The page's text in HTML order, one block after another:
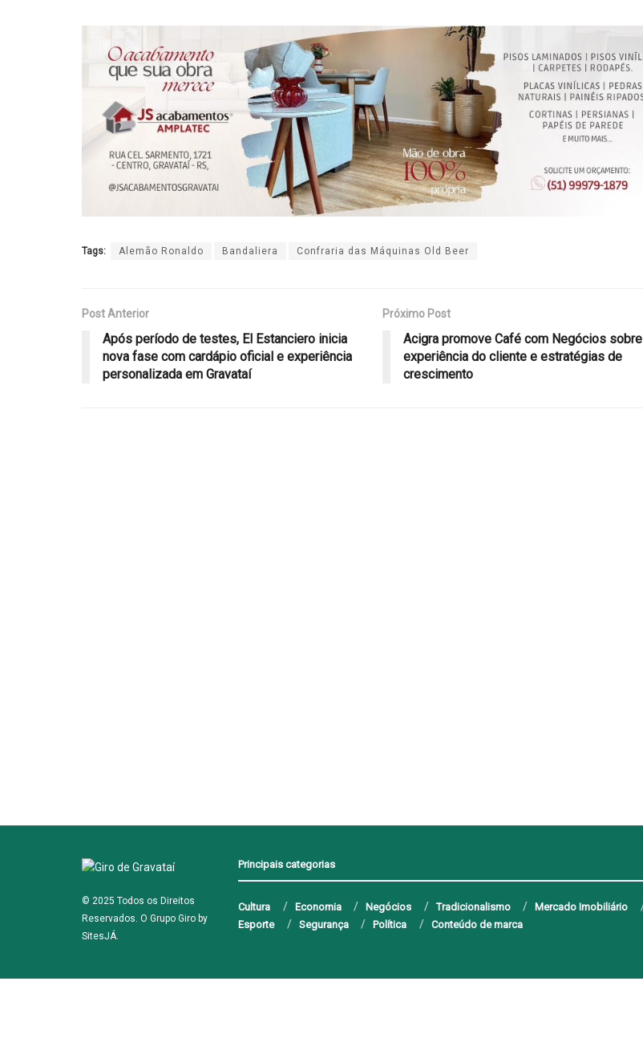
Tags: Alemão Ronaldo Bandaliera Confraria das Máquinas Old Beer
Post Anterior
Após período de testes, El Estanciero inicia
nova fase com cardápio oficial e experiência
personalizada em Gravataí
Próximo Post
Acigra promove Café com Negócios sobre
experiência do cliente e estratégias de
crescimento
© 2025 Todos os Direitos
Reservados. O Grupo Giro by
SitesJÁ.
Principais categorias
Cultura Economia Negócios Tradicionalismo Mercado Imobiliário
Esporte
Segurança Política Conteúdo de marca